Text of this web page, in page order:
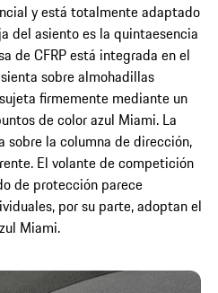
y está totalmente adaptado
del asiento es la quintaesencia
de CFRP está integrada en el
sobre almohadillas
firmemente mediante un
de color azul Miami. La
la columna de dirección,
El volante de competición
de protección parece
por su parte, adoptan el
Miami.